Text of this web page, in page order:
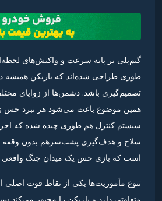
گیم‌پلی بر پایه سرعت و واکنش‌های
طوری طراحی شده‌اند که بازیکن همیشه
تصمیم‌گیری باشد. دشمن‌ها از زوایای
همین موضوع باعث می‌شود هر نبرد حس
سیستم کنترل هم طوری چیده شده که
سلاح و هدف‌گیری پشت‌سرهم بدون وقفه
است که بازی حس یک میدان جنگ واقعی
تنوع مأموریت‌ها یکی از نقاط قوت اصلی